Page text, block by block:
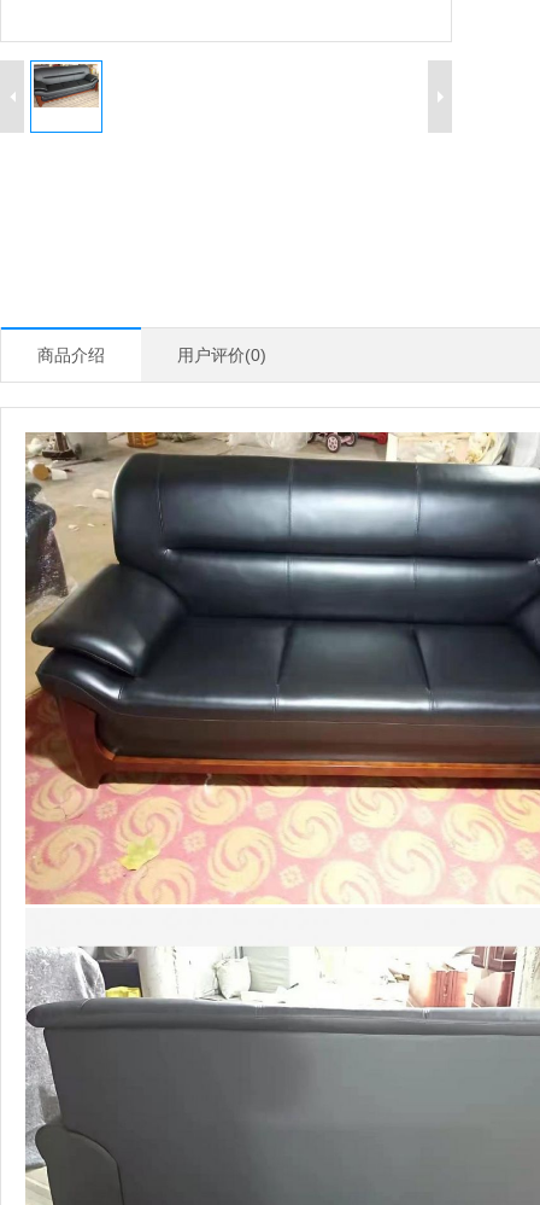
商品介绍 用户评价(0)